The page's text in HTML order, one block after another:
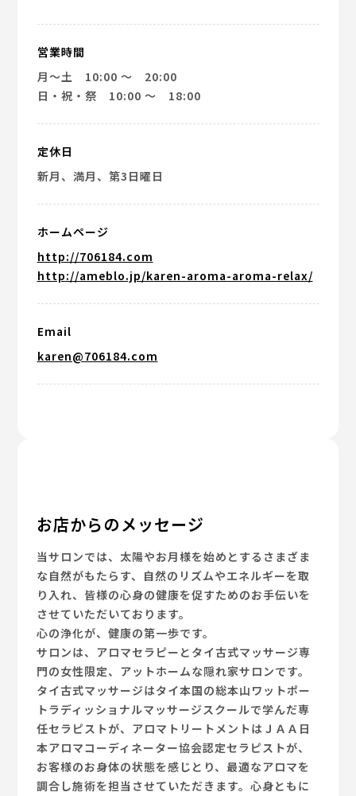
営業時間
月～土 10:00 ～ 20:00
日・祝・祭 10:00 ～ 18:00
定休日
新月、満月、第3日曜日
ホームページ
http://706184.com
http://ameblo.jp/karen-aroma-aroma-relax/
Email
karen@706184.com
お店からのメッセージ
当サロンでは、太陽やお月様を始めとするさまざま
な自然がもたらす、自然のリズムやエネルギーを取
り入れ、皆様の心身の健康を促すためのお手伝いを
させていただいております。
心の浄化が、健康の第一歩です。
サロンは、アロマセラピーとタイ古式マッサージ専
門の女性限定、アットホームな隠れ家サロンです。
タイ古式マッサージはタイ本国の総本山ワットポー
トラディッショナルマッサージスクールで学んだ専
任セラピストが、アロマトリートメントはＪＡＡ日
本アロマコーディネーター協会認定セラピストが、
お客様のお身体の状態を感じとり、最適なアロマを
調合し施術を担当させていただきます。心身ともに